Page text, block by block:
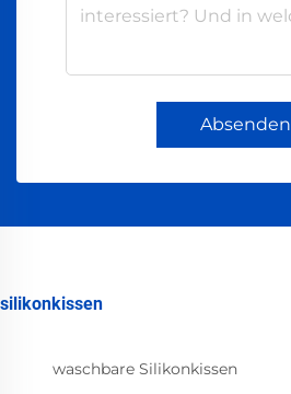
Absenden
silikonkissen
waschbare Silikonkissen